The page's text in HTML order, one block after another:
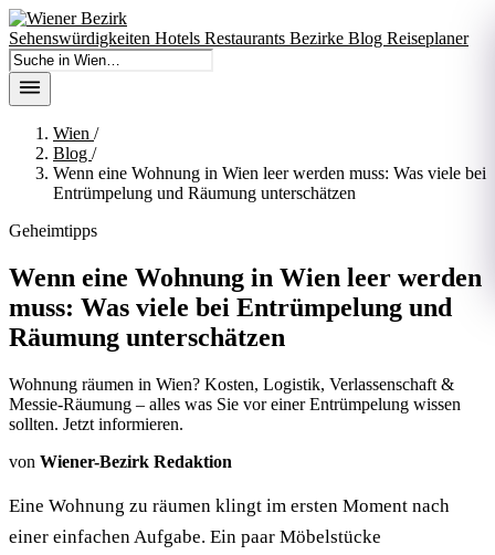
Sehenswürdigkeiten Hotels Restaurants Bezirke Blog Reiseplaner
In Wien suchen
Wien /
Blog /
Wenn eine Wohnung in Wien leer werden muss: Was viele bei
Entrümpelung und Räumung unterschätzen
Geheimtipps
Wenn eine Wohnung in Wien leer werden
muss: Was viele bei Entrümpelung und
Räumung unterschätzen
Wohnung räumen in Wien? Kosten, Logistik, Verlassenschaft &
Messie-Räumung – alles was Sie vor einer Entrümpelung wissen
sollten. Jetzt informieren.
von Wiener-Bezirk Redaktion
Eine Wohnung zu räumen klingt im ersten Moment nach
einer einfachen Aufgabe. Ein paar Möbelstücke